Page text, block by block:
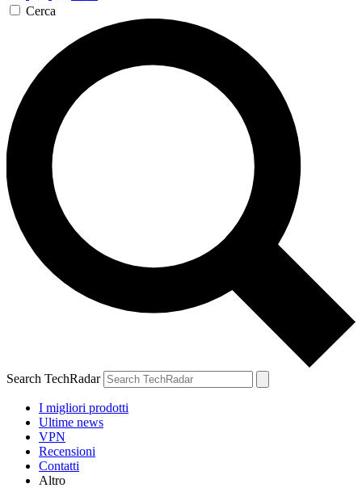
Cerca
Search TechRadar
I migliori prodotti
Ultime news
VPN
Recensioni
Contatti
Altro